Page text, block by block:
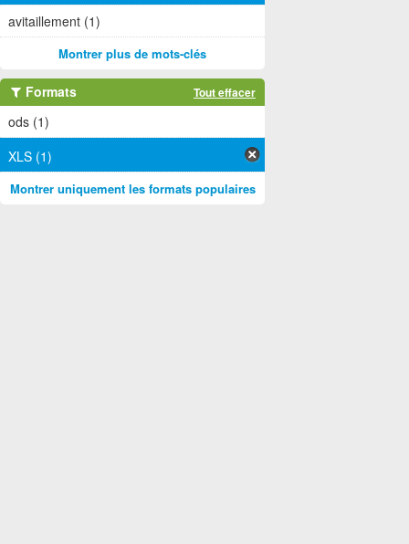
avitaillement (1)
Montrer plus de mots-clés
Formats Tout effacer
ods (1)
XLS (1)
Montrer uniquement les formats populaires